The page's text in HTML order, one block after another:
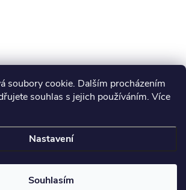
soubory cookie. Dalším procházením
souhlas s jejich používáním. Více
Nastavení
Souhlasím